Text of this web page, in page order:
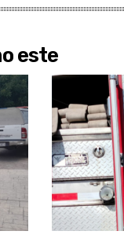
este